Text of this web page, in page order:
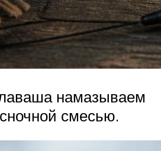
намазываем
смесью.